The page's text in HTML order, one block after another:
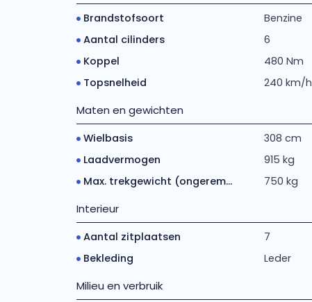
Brandstofsoort Benzine
Aantal cilinders
6
Koppel
480 Nm
Topsnelheid
240 km/h
Maten en gewichten
Wielbasis 308 cm
Laadvermogen
915 kg
Max. trekgewicht (ongerem...
750 kg
Interieur
Aantal zitplaatsen 7
Bekleding
Leder
Milieu en verbruik